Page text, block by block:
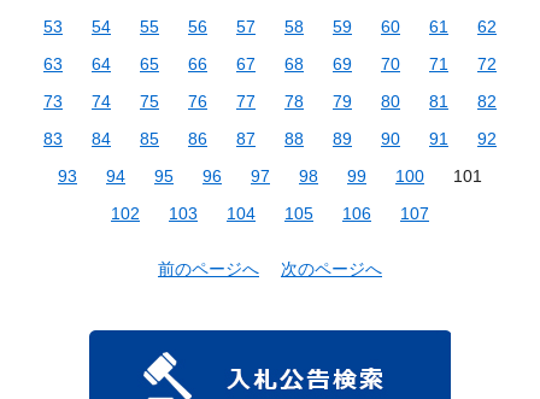
53
54 55 56 57 58 59 60 61
62
63
64 65 66 67 68 69 70 71
72
73
74 75 76 77 78 79 80 81
82
83
84 85 86 87 88 89 90 91
92
93
94 95 96 97 98 99 100
101
102
103 104 105 106 107
前のページへ 次のページへ